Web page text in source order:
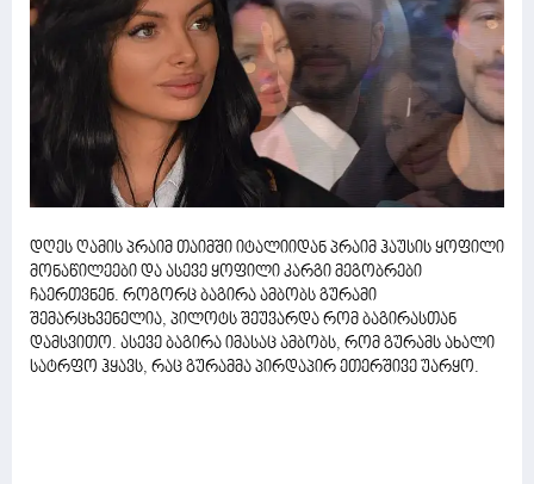
დღეს ღამის პრაიმ თაიმში იტალიიდან პრაიმ ჰაუსის ყოფილი
მონაწილეები და ასევე ყოფილი კარგი მეგობრები
ჩაერთვნენ. როგორც ბაგირა ამბობს გურამი
შემარცხვენელია, პილოტს შეუვარდა რომ ბაგირასთან
დამსვითო. ასევე ბაგირა იმასაც ამბობს, რომ გურამს ახალი
სატრფო ჰყავს, რაც გურამმა პირდაპირ ეთერშივე უარყო.